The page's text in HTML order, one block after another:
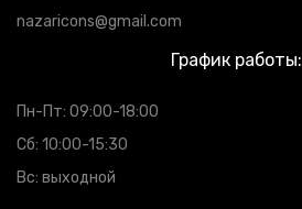
nazaricons@gmail.com
График работы:
Пн-Пт: 09:00-18:00
Сб: 10:00-15:30
Вс: выходной